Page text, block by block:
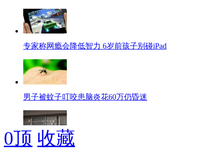
专家称网瘾会降低智力 6岁前孩子别碰iPad
男子被蚊子叮咬患脑炎花60万仍昏迷
俄罗斯一年轻女模特在日本遇害
0顶 收藏